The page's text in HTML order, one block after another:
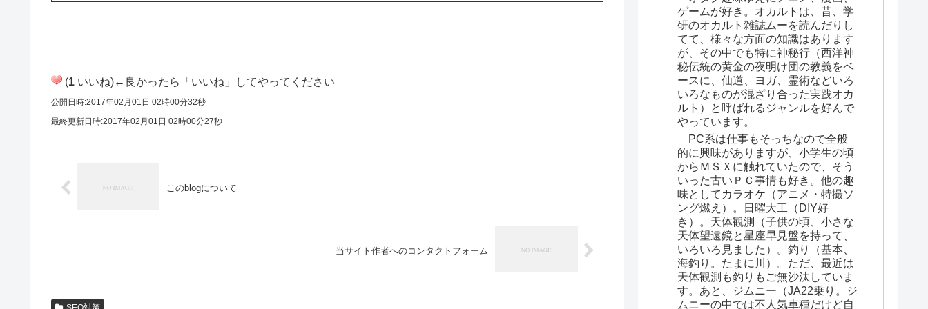
(1 いいね)←良かったら「いいね」してやってください
公開日時:2017年02月01日 02時00分32秒
最終更新日時:2017年02月01日 02時00分27秒
このblogについて
当サイト作者へのコンタクトフォーム
ゲームが好き。オカルトは、昔、学
研のオカルト雑誌ムーを読んだりし
てて、様々な方面の知識はあります
が、その中でも特に神秘行（西洋神
秘伝統の黄金の夜明け団の教義をベ
ースに、仙道、ヨガ、霊術などいろ
いろなものが混ざり合った実践オカ
ルト）と呼ばれるジャンルを好んで
やっています。
PC系は仕事もそっちなので全般
的に興味がありますが、小学生の頃
からＭＳＸに触れていたので、そう
いった古いＰＣ事情も好き。他の趣
味としてカラオケ（アニメ・特撮ソ
ング燃え）。日曜大工（DIY好
き）。天体観測（子供の頃、小さな
天体望遠鏡と星座早見盤を持って、
いろいろ見ました）。釣り（基本、
海釣り。たまに川）。ただ、最近は
天体観測も釣りもご無沙汰していま
す。あと、ジムニー（JA22乗り。ジ
ムニーの中では不人気車種だけど自